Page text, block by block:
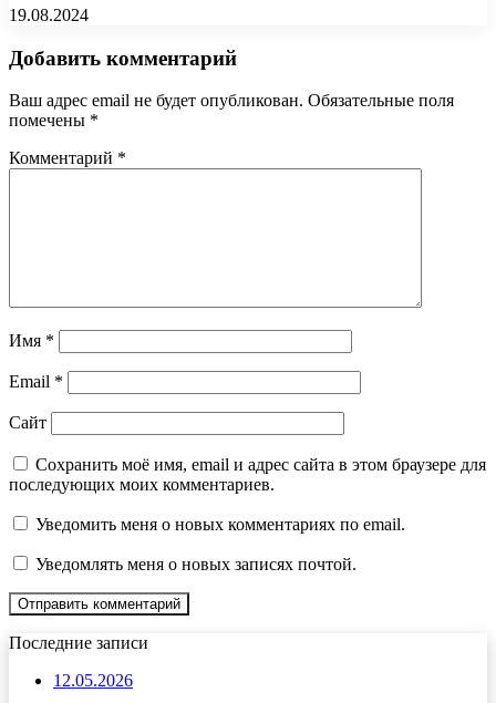
19.08.2024
Добавить комментарий
Ваш адрес email не будет опубликован. Обязательные поля
помечены *
Комментарий *
Имя *
Email *
Сайт
Сохранить моё имя, email и адрес сайта в этом браузере для
последующих моих комментариев.
Уведомить меня о новых комментариях по email.
Уведомлять меня о новых записях почтой.
Последние записи
12.05.2026